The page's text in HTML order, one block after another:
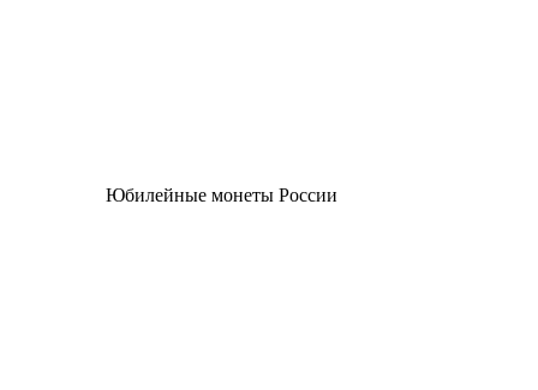
Юбилейные монеты России